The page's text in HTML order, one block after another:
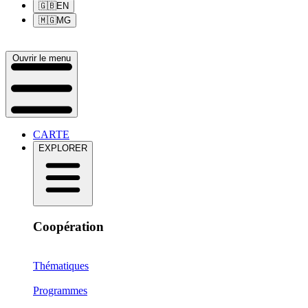
🇬🇧EN
🇲🇬MG
Ouvrir le menu
CARTE
EXPLORER
Coopération
Thématiques
Programmes